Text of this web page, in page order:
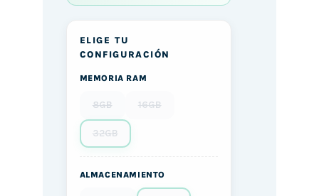
ELIGE TU
CONFIGURACIÓN
MEMORIA RAM
8GB 16GB
32GB
ALMACENAMIENTO